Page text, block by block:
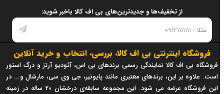
از تخفیف‌ها و جدیدترین‌های بی اف کالا باخبر شوید:
فروشگاه اینترنتی بی اف کالا، بررسی، انتخاب و خرید آنلاین
فروشگاه بی اف کالا نمایندگی رسمی برندهای بی اس، آئودیو آرتز و درگ استور
است. علاوه بر این، برندهای معتبری مانند پایونیر، جی وی سی، مارشال و... در
این فروشگاه عرضه می شود. این مجموعه سابقه‌ی درخشان 20 ساله در زمینه